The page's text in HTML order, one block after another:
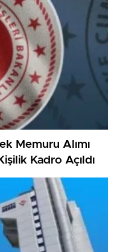
Memuru Alımı
Kadro Açıldı